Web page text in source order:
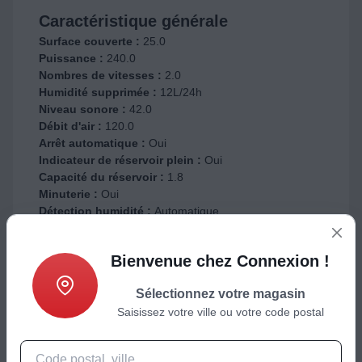
Caractéristique générale
Surface couverte : 25.0
Puissance : 240.0
Nombres de vitesses : 2.0
Humidité supprimée : 12L/24h
Niveau sonore : 42.0
Débit d'air : 120.0
Arrêt automatique : Oui
Indicateur de réservoir plein : Oui
Capacité du réservoir : 1.8
Minuterie : Oui
Détection humidité : Automatique
Bienvenue chez Connexion !
Sélectionnez votre magasin
Saisissez votre ville ou votre code postal